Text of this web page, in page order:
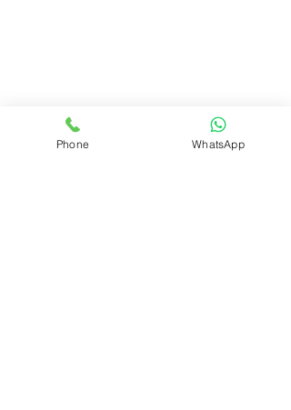
Phone WhatsApp